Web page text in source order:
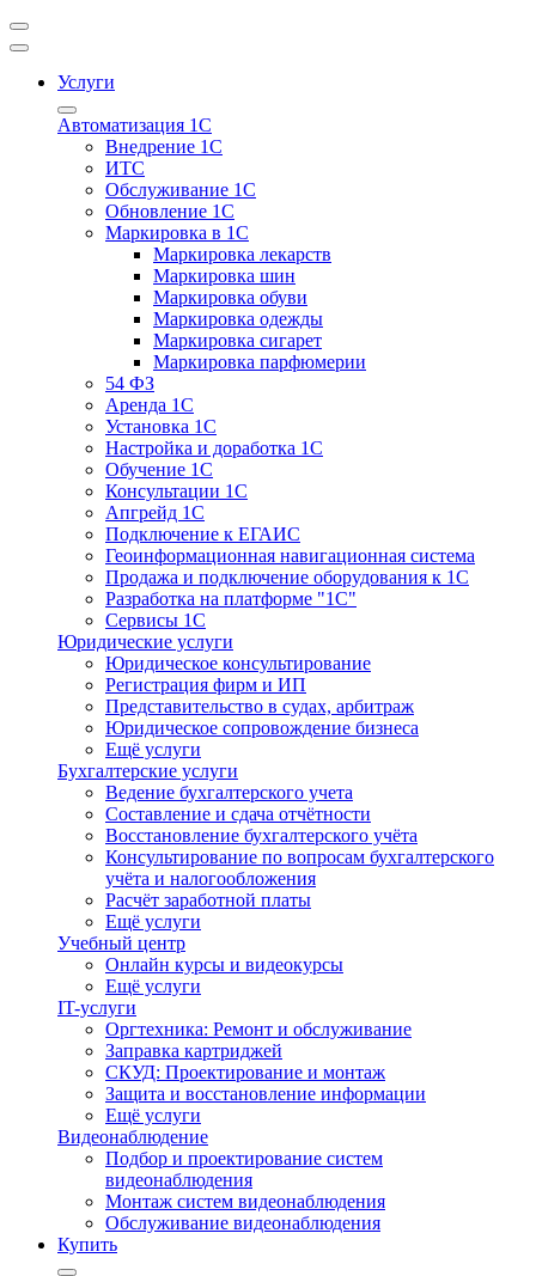
Услуги
Автоматизация 1С
Внедрение 1С
ИТС
Обслуживание 1С
Обновление 1С
Маркировка в 1С
Маркировка лекарств
Маркировка шин
Маркировка обуви
Маркировка одежды
Маркировка сигарет
Маркировка парфюмерии
54 ФЗ
Аренда 1С
Установка 1С
Настройка и доработка 1С
Обучение 1С
Консультации 1С
Апгрейд 1С
Подключение к ЕГАИС
Геоинформационная навигационная система
Продажа и подключение оборудования к 1С
Разработка на платформе "1С"
Сервисы 1С
Юридические услуги
Юридическое консультирование
Регистрация фирм и ИП
Представительство в судах, арбитраж
Юридическое сопровождение бизнеса
Ещё услуги
Бухгалтерские услуги
Ведение бухгалтерского учета
Составление и сдача отчётности
Восстановление бухгалтерского учёта
Консультирование по вопросам бухгалтерского
учёта и налогообложения
Расчёт заработной платы
Ещё услуги
Учебный центр
Онлайн курсы и видеокурсы
Ещё услуги
IT-услуги
Оргтехника: Ремонт и обслуживание
Заправка картриджей
СКУД: Проектирование и монтаж
Защита и восстановление информации
Ещё услуги
Видеонаблюдение
Подбор и проектирование систем
видеонаблюдения
Монтаж систем видеонаблюдения
Обслуживание видеонаблюдения
Купить